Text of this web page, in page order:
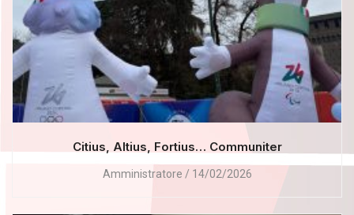
Citius, Altius, Fortius… Communiter
Amministratore 14/02/2026